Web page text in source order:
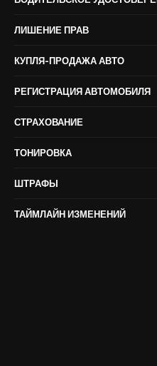
ЛИШЕНИЕ ПРАВ
КУПЛЯ-ПРОДАЖА АВТО
РЕГИСТРАЦИЯ АВТОМОБИЛЯ
СТРАХОВАНИЕ
ТОНИРОВКА
ШТРАФЫ
ТАЙМЛАЙН ИЗМЕНЕНИЙ